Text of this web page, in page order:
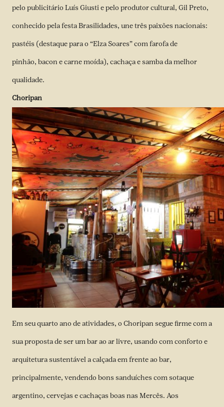
pelo publicitário Luís Giusti e pelo produtor cultural, Gil Preto,
conhecido pela festa Brasilidades, une três paixões nacionais:
pastéis (destaque para o “Elza Soares” com farofa de
pinhão, bacon e carne moída), cachaça e samba da melhor
qualidade.
Choripan
Em seu quarto ano de atividades, o Choripan segue firme com a
sua proposta de ser um bar ao ar livre, usando com conforto e
arquitetura sustentável a calçada em frente ao bar,
principalmente, vendendo bons sanduíches com sotaque
argentino, cervejas e cachaças boas nas Mercês. Aos